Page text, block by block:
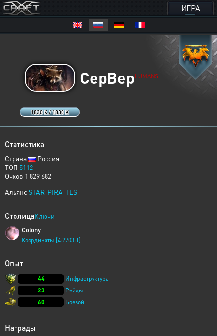
ИГРА
1830 K / 1830 K
CepBepHUMANS
Статистика
Страна
Россия
ТОП 5112
Очков 1 829 682
Альянс STAR-PIRA-TES
СтолицаКлючи
Colony
Координаты [4:2703:1]
Опыт
44
Инфраструктура
23
Рейды
60
Боевой
Награды